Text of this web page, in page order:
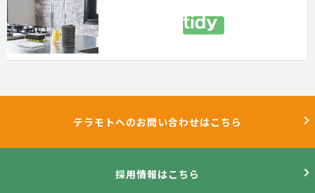
テラモトへのお問い合わせはこちら
採用情報はこちら